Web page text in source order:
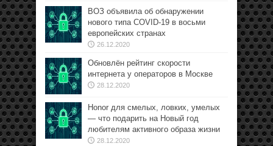
ВОЗ объявила об обнаружении
нового типа COVID-19 в восьми
европейских странах
26.12.2020
Обновлён рейтинг скорости
интернета у операторов в Москве
28.12.2020
Honor для смелых, ловких, умелых
— что подарить на Новый год
любителям активного образа жизни
28.12.2020